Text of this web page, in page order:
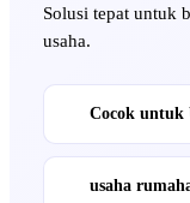
Solusi tepat untuk
usaha.
Cocok
usaha